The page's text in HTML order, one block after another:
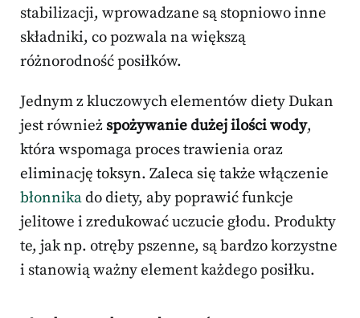
stabilizacji, wprowadzane są stopniowo inne
składniki, co pozwala na większą
różnorodność posiłków.
Jednym z kluczowych elementów diety Dukan
jest również spożywanie dużej ilości wody,
która wspomaga proces trawienia oraz
eliminację toksyn. Zaleca się także włączenie
błonnikado diety, aby poprawić funkcje
jelitowe i zredukować uczucie głodu. Produkty
te, jak np. otręby pszenne, są bardzo korzystne
i stanowią ważny element każdego posiłku.